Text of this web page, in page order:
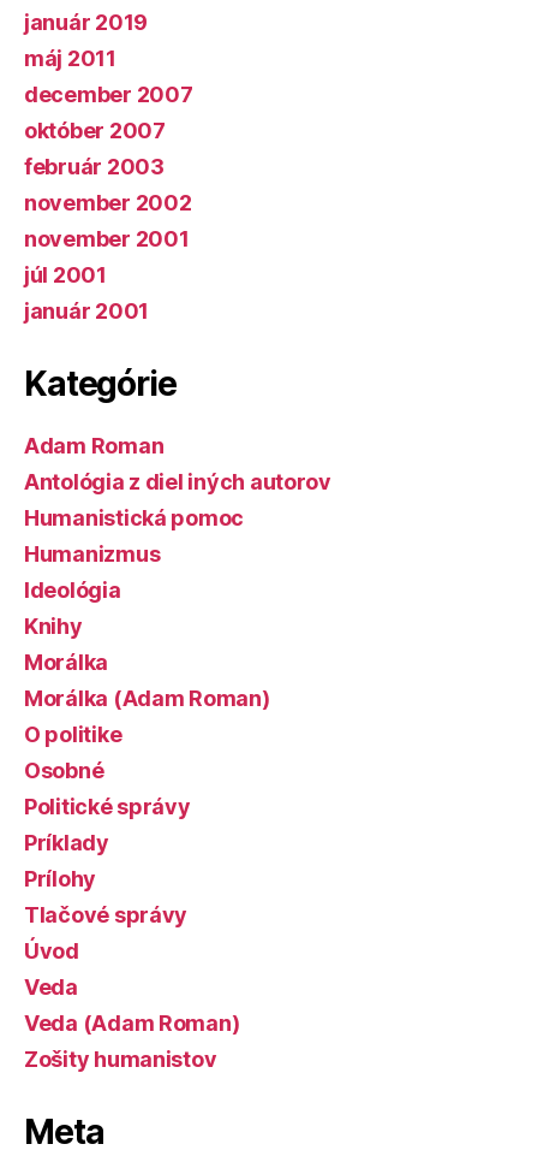
január 2019
máj 2011
december 2007
október 2007
február 2003
november 2002
november 2001
júl 2001
január 2001
Kategórie
Adam Roman
Antológia z diel iných autorov
Humanistická pomoc
Humanizmus
Ideológia
Knihy
Morálka
Morálka (Adam Roman)
O politike
Osobné
Politické správy
Príklady
Prílohy
Tlačové správy
Úvod
Veda
Veda (Adam Roman)
Zošity humanistov
Meta